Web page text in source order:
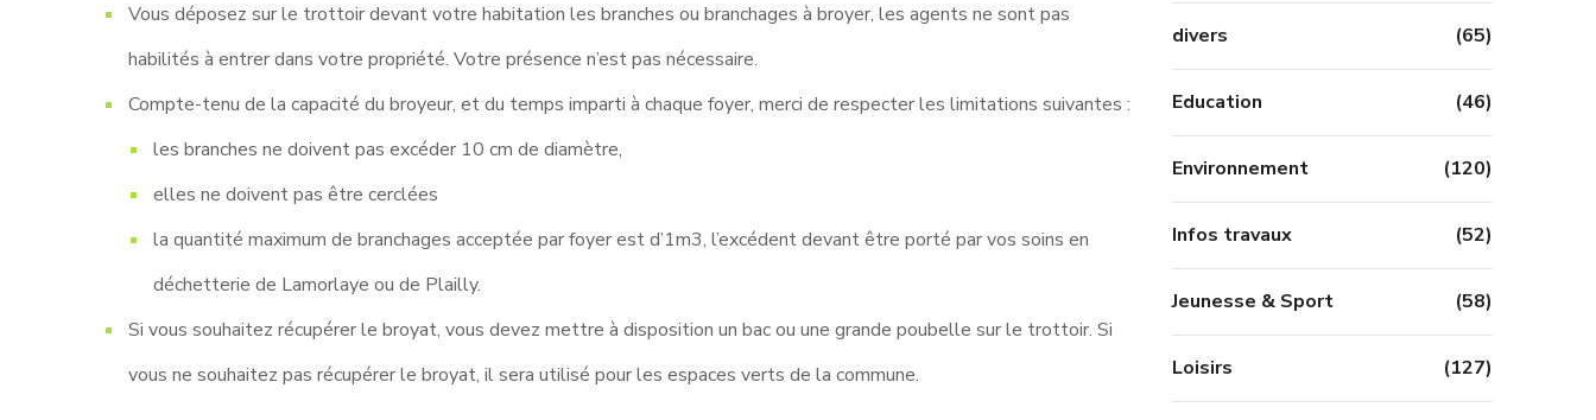
Vous déposez sur le trottoir devant votre habitation les branches ou branchages à broyer, les agents ne sont pas
habilités à entrer dans votre propriété. Votre présence n’est pas nécessaire.
Compte-tenu de la capacité du broyeur, et du temps imparti à chaque foyer, merci de respecter les limitations suivantes :
les branches ne doivent pas excéder 10 cm de diamètre,
elles ne doivent pas être cerclées
la quantité maximum de branchages acceptée par foyer est d’1m3, l’excédent devant être porté par vos soins en
déchetterie de Lamorlaye ou de Plailly.
Si vous souhaitez récupérer le broyat, vous devez mettre à disposition un bac ou une grande poubelle sur le trottoir. Si
vous ne souhaitez pas récupérer le broyat, il sera utilisé pour les espaces verts de la commune.
divers (65)
Education (46)
Environnement (120)
Infos travaux (52)
Jeunesse & Sport (58)
Loisirs (127)